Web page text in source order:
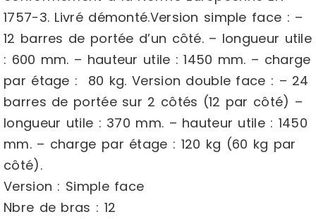
1757-3. Livré démonté.Version simple face : –
12 barres de portée d’un côté. – longueur utile
: 600 mm. – hauteur utile : 1450 mm. – charge
par étage : 80 kg. Version double face : – 24
barres de portée sur 2 côtés (12 par côté) –
longueur utile : 370 mm. – hauteur utile : 1450
mm. – charge par étage : 120 kg (60 kg par
côté).
Version : Simple face
Nbre de bras : 12